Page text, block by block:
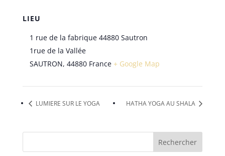
LIEU
1 rue de la fabrique 44880 Sautron
1rue de la Vallée
SAUTRON, 44880 France + Google Map
LUMIERE SUR LE YOGA HATHA YOGA AU SHALA